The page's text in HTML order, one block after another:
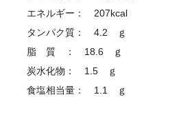
エネルギー： 207kcal
タンパク質： 4.2 ｇ
脂 質 ： 18.6 ｇ
炭水化物： 1.5 ｇ
食塩相当量： 1.1 ｇ